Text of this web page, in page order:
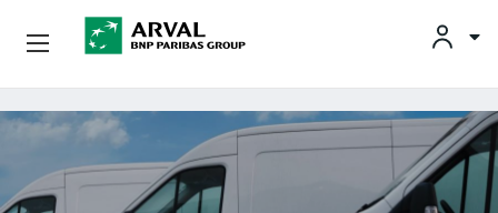
Pasar al contenido principal
Empresas
Socios Estratégicos